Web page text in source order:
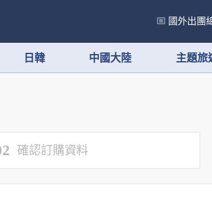
國外出團
日韓 中國大陸 主題旅
確認訂購資料